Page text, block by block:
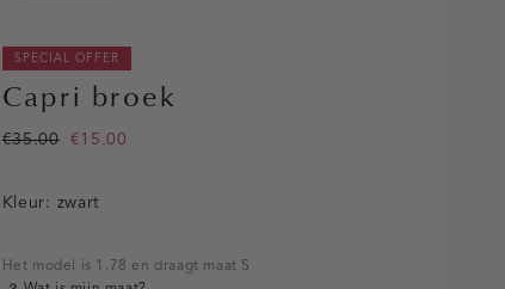
SPECIAL OFFER
Capri broek
€35.00 €15.00
Kleur: zwart
Het model is 1.78 en draagt maat S